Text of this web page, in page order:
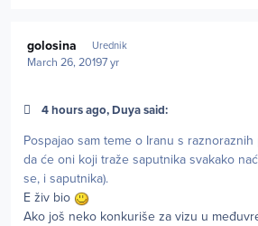
golosina Urednik
March 26, 20197 yr
4 hours ago, Duya said:
Pospajao sam teme o Iranu s
da će oni koji traže saputnika svakako
se, i saputnika).
E živ bio
Ako još neko konkuriše za vizu u